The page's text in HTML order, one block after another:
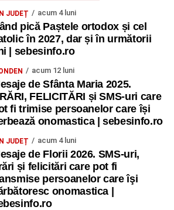
26 AUGUST 2026
orașului
din Răhău: activități recreative pentru
Școlii „M. Kogălniceanu”: activități
Muzeului Municipal „Ioan Raica”
Școlii de vară„Curcubeul Prieteniei”
Municipiului Sebeș:
a șefilor de promoție și a elevilor
JUDEȚ acum 4 luni
pică Paștele ortodox și cel
în 2027, dar și în următorii
| sebesinfo.ro
acum 12 luni
de Sfânta Maria 2025.
FELICITĂRI și SMS-uri care
fi trimise persoanelor care își
onomastica | sebesinfo.ro
JUDEȚ acum 4 luni
de Florii 2026. SMS-uri,
și felicitări care pot fi
persoanelor care îşi
onomastica |